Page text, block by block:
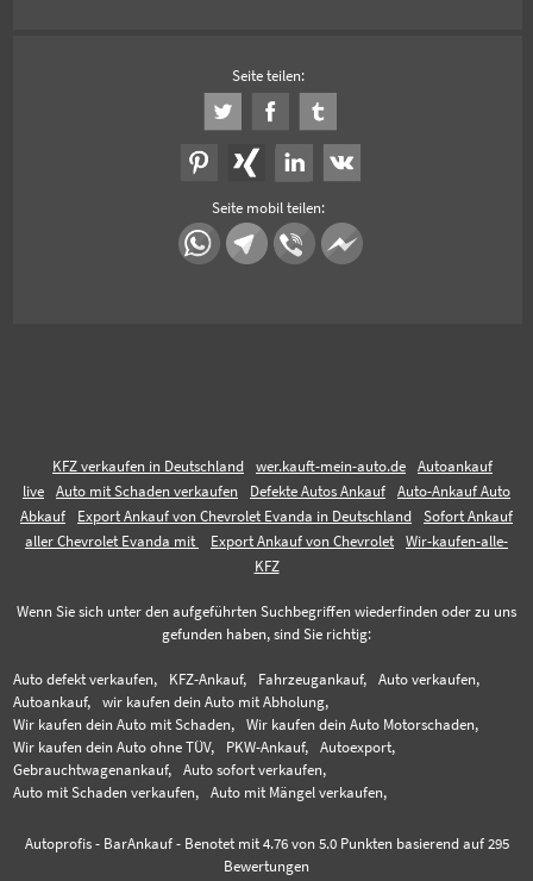
Seite teilen:
Seite mobil teilen:
KFZ verkaufen in Deutschland wer.kauft-mein-auto.de
Autoankauf
live
Auto mit Schaden verkaufen Defekte Autos Ankauf
Auto-Ankauf Auto
Abkauf
Export Ankauf von Chevrolet Evanda in Deutschland
Sofort Ankauf
aller Chevrolet Evanda mit
Export Ankauf von Chevrolet
Wir-kaufen-alle-
KFZ
Wenn Sie sich unter den aufgeführten Suchbegriffen wiederfinden oder zu uns
gefunden haben, sind Sie richtig:
Auto defekt verkaufen, KFZ-Ankauf, Fahrzeugankauf,
Auto verkaufen,
Autoankauf,
wir kaufen dein Auto mit Abholung,
Wir kaufen dein Auto mit Schaden,
Wir kaufen dein Auto Motorschaden,
Wir kaufen dein Auto ohne TÜV,
PKW-Ankauf,
Autoexport,
Gebrauchtwagenankauf,
Auto sofort verkaufen,
Auto mit Schaden verkaufen,
Auto mit Mängel verkaufen,
Autoprofis - BarAnkauf- Benotet mit 4.76von 5.0 Punkten basierend auf 295
Bewertungen